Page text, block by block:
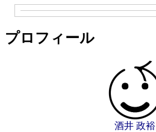
プロフィール
酒井 政裕